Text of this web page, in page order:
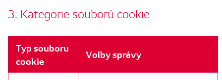
3. Kategorie souborů cookie
Typ souboru
cookie
Volby správy